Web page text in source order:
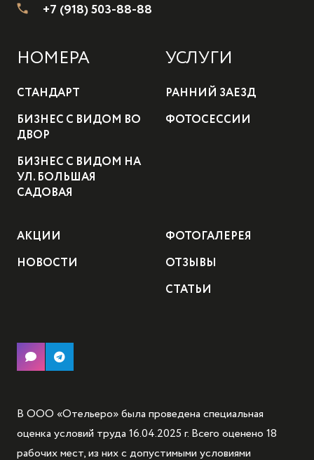
+7 (918) 503-88-88
НОМЕРА
СТАНДАРТ
БИЗНЕС С ВИДОМ ВО
ДВОР
БИЗНЕС С ВИДОМ НА
УЛ. БОЛЬШАЯ
САДОВАЯ
УСЛУГИ
РАННИЙ ЗАЕЗД
ФОТОСЕССИИ
АКЦИИ
НОВОСТИ
ФОТОГАЛЕРЕЯ
ОТЗЫВЫ
СТАТЬИ
В ООО «Отельеро» была проведена специальная
оценка условий труда 16.04.2025 г. Всего оценено 18
рабочих мест, из них с допустимыми условиями